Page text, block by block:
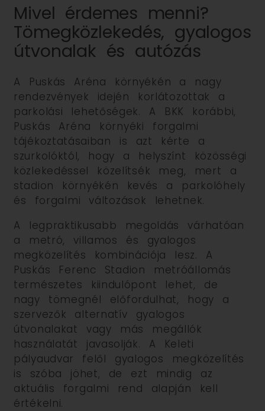
Mivel érdemes menni?
Tömegközlekedés, gyalogos
útvonalak és autózás
A Puskás Aréna környékén a nagy
rendezvények idején korlátozottak a
parkolási lehetőségek. A BKK korábbi,
Puskás Aréna környéki forgalmi
tájékoztatásaiban is azt kérte a
szurkolóktól, hogy a helyszínt közösségi
közlekedéssel közelítsék meg, mert a
stadion környékén kevés a parkolóhely
és forgalmi változások lehetnek.
A legpraktikusabb megoldás várhatóan
a metró, villamos és gyalogos
megközelítés kombinációja lesz. A
Puskás Ferenc Stadion metróállomás
természetes kiindulópont lehet, de
nagy tömegnél előfordulhat, hogy a
szervezők alternatív gyalogos
útvonalakat vagy más megállók
használatát javasolják. A Keleti
pályaudvar felől gyalogos megközelítés
is szóba jöhet, de ezt mindig az
aktuális forgalmi rend alapján kell
értékelni.